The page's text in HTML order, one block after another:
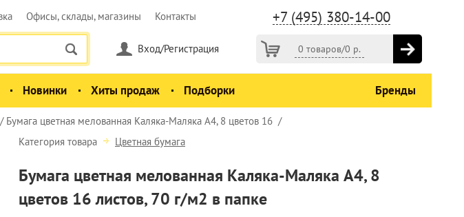
+7 (495) 380-14-00
Офисы, склады, магазины Контакты
0 товаров/0 р.
Вход/Регистрация
Новинки Хиты продаж Подборки Бренды
Бумага цветная мелованная Каляка-Маляка А4, 8 цветов 16
Категория товара Цветная бумага
Бумага цветная мелованная Каляка-Маляка А4, 8
цветов 16 листов, 70 г/м2 в папке